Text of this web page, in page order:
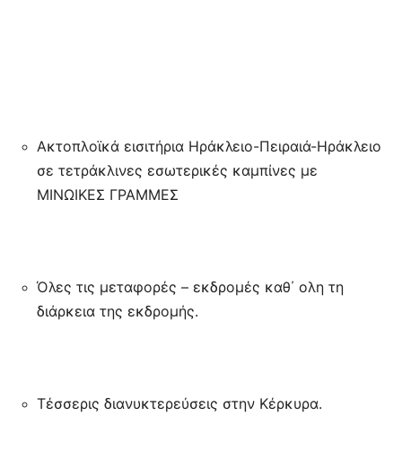
Ακτοπλοϊκά εισιτήρια Ηράκλειο-Πειραιά-Ηράκλειο
σε τετράκλινες εσωτερικές καμπίνες με
ΜΙΝΩΙΚΕΣ ΓΡΑΜΜΕΣ
Όλες τις μεταφορές – εκδρομές καθ΄ ολη τη
διάρκεια της εκδρομής.
Τέσσερις διανυκτερεύσεις στην Κέρκυρα.